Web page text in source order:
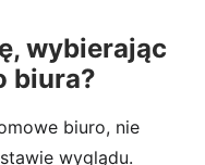
wybierając
biura?
biuro, nie
wyglądu.